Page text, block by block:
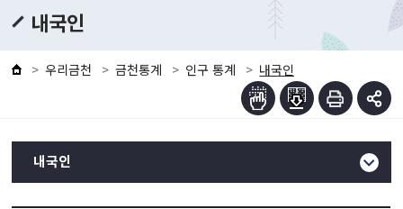
내국인
우리금천 금천통계 인구 통계 내국인
내국인